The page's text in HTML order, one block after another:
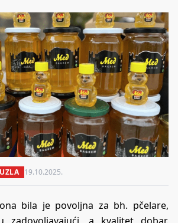
19.10.2025.
bila je povoljna za bh. pčelare,
zadovoljavajući, a kvalitet dobar.